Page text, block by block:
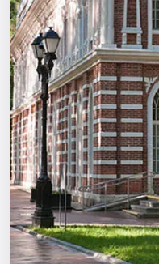
Города
Площадки
Артисты
Рейтинги